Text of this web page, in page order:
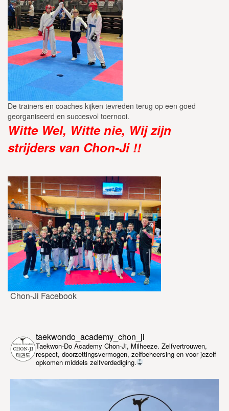
De trainers en coaches kijken tevreden terug op een goed
georganiseerd en succesvol toernooi.
Witte Wel, Witte nie, Wij zijn
strijders van Chon-Ji !!
Chon-Ji Facebook
taekwondo_academy_chon_ji
Taekwon-Do Academy Chon-Ji, Milheeze. Zelfvertrouwen,
respect, doorzettingsvermogen, zelfbeheersing en voor jezelf
opkomen middels zelfverdediging.